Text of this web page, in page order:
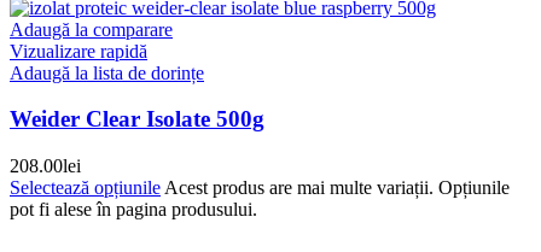
Adaugă la comparare
Vizualizare rapidă
Adaugă la lista de dorințe
Weider Clear Isolate 500g
208.00lei
Selectează opțiunile Acest produs are mai multe variații. Opțiunile
pot fi alese în pagina produsului.